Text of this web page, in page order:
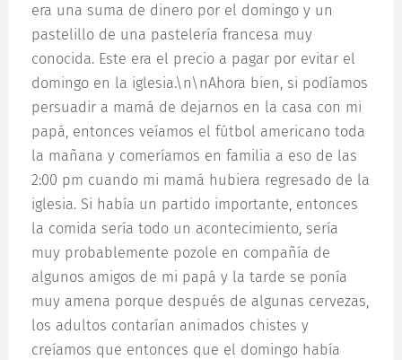
era una suma de dinero por el domingo y un
pastelillo de una pastelería francesa muy
conocida. Este era el precio a pagar por evitar el
domingo en la iglesia.\n\nAhora bien, si podíamos
persuadir a mamá de dejarnos en la casa con mi
papá, entonces veíamos el fútbol americano toda
la mañana y comeríamos en familia a eso de las
2:00 pm cuando mi mamá hubiera regresado de la
iglesia. Si había un partido importante, entonces
la comida sería todo un acontecimiento, sería
muy probablemente pozole en compañía de
algunos amigos de mi papá y la tarde se ponía
muy amena porque después de algunas cervezas,
los adultos contarían animados chistes y
creíamos que entonces que el domingo había